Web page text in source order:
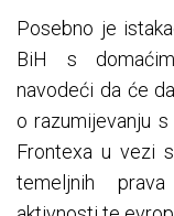
Posebno je
BiH s
navodeći da će
o razumijevanju
Frontexa u vezi
temeljnih